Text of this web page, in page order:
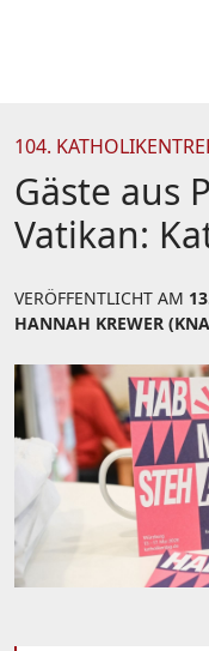
104.
Gäste aus
Vatikan:
VERÖFFENTLICHT AM
HANNAH KREWER